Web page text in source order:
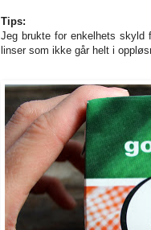
Tips:
Jeg brukte for enkelhets skyld
linser som ikke går helt i